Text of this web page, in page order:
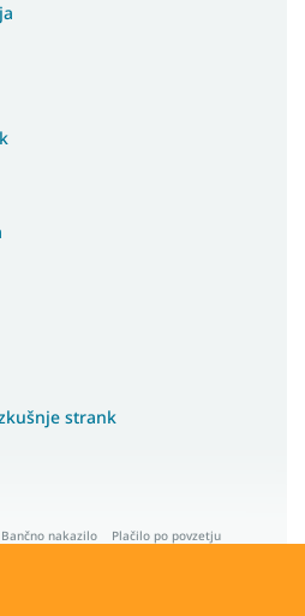
strank
Bančno nakazilo Plačilo po povzetju